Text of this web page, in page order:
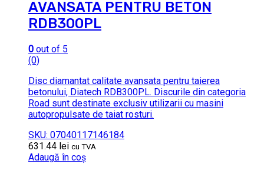
AVANSATA PENTRU BETON
RDB300PL
0 out of 5
(0)
Disc diamantat calitate avansata pentru taierea
betonului, Diatech RDB300PL. Discurile din categoria
Road sunt destinate exclusiv utilizarii cu masini
autopropulsate de taiat rosturi.
SKU: 07040117146184
631.44 lei cu TVA
Adaugă în coș